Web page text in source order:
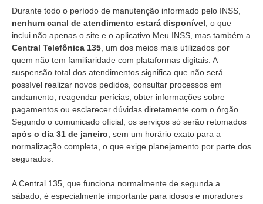
Durante todo o período de manutenção informado pelo INSS,
nenhum canal de atendimento estará disponível , o que
inclui não apenas o site e o aplicativo Meu INSS, mas também a
Central Telefônica 135 , um dos meios mais utilizados por
quem não tem familiaridade com plataformas digitais. A
suspensão total dos atendimentos significa que não será
possível realizar novos pedidos, consultar processos em
andamento, reagendar perícias, obter informações sobre
pagamentos ou esclarecer dúvidas diretamente com o órgão.
Segundo o comunicado oficial, os serviços só serão retomados
após o dia 31 de janeiro , sem um horário exato para a
normalização completa, o que exige planejamento por parte dos
segurados.
A Central 135, que funciona normalmente de segunda a
sábado, é especialmente importante para idosos e moradores